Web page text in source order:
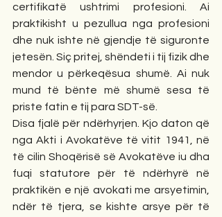
certifikatë ushtrimi profesioni. Ai
praktikisht u pezullua nga profesioni
dhe nuk ishte në gjendje të siguronte
jetesën. Siç pritej, shëndeti i tij fizik dhe
mendor u përkeqësua shumë. Ai nuk
mund të bënte më shumë sesa të
priste fatin e tij para SDT-së.
Disa fjalë për ndërhyrjen. Kjo daton që
nga Akti i Avokatëve të vitit 1941, në
të cilin Shoqërisë së Avokatëve iu dha
fuqi statutore për të ndërhyrë në
praktikën e një avokati me arsyetimin,
ndër të tjera, se kishte arsye për të